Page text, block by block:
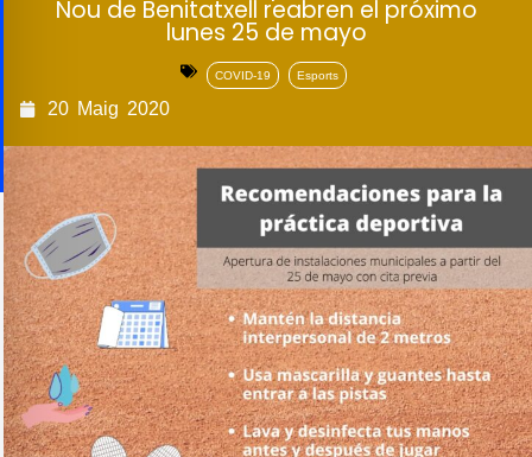
Nou de Benitatxell reabren el próximo
lunes 25 de mayo
COVID-19 Esports
20 Maig 2020